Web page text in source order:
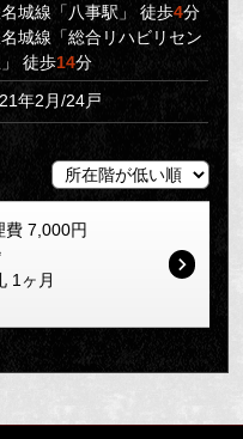
城線「八事駅」 徒歩4分
城線「総合リハビリセン
徒歩14分
年2月/24戸
費 7,000円
1ヶ月